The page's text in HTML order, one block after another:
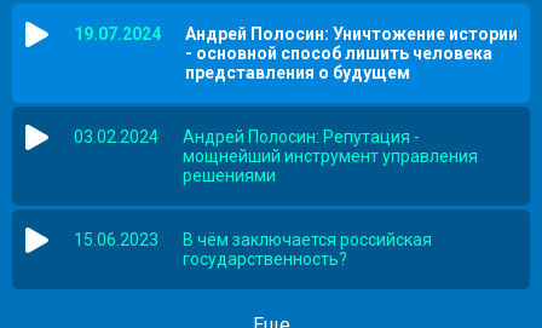
19.07.2024
Андрей Полосин: Уничтожение истории
- основной способ лишить человека
представления о будущем
03.02.2024
Андрей Полосин: Репутация -
мощнейший инструмент управления
решениями
15.06.2023
В чём заключается российская
государственность?